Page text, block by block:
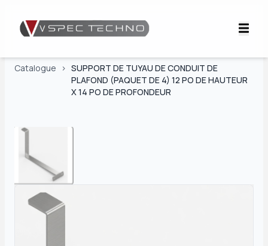
Catalogue > SUPPORT DE TUYAU DE CONDUIT DE
PLAFOND (PAQUET DE 4) 12 PO DE HAUTEUR
X 14 PO DE PROFONDEUR